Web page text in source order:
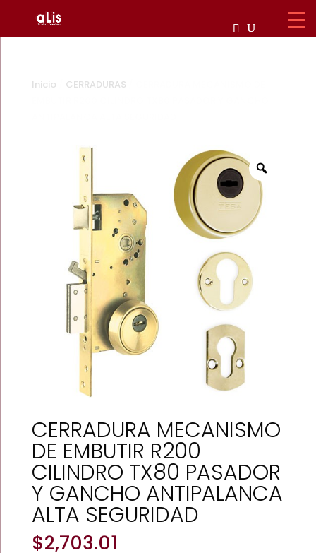
Inicio CERRADURAS
CERRADURA MECANISMO
DE EMBUTIR R200
CILINDRO TX80 PASADOR
Y GANCHO ANTIPALANCA
ALTA SEGURIDAD
$2,703.01